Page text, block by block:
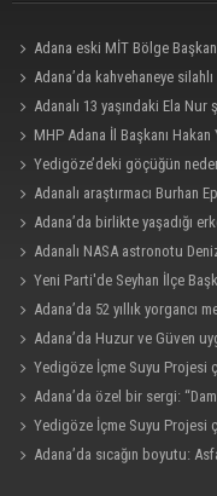
Adana eski MİT Bölge
Adana’da kahvehaneye
Adanalı 13 yaşındaki Ela Nur
MHP Adana İl Başkanı
değildir”
Yedigöze’deki göçüğün
Adanalı araştırmacı Burhan
Adana’da birlikte yaşadığı
Adanalı NASA astronotu
Yeni Parti'de Seyhan İlçe
Adana’da 52 yıllık yorgancı
çocuğuma bile öğretemedim”
Adana’da Huzur ve Güven
Yedigöze İçme Suyu Projesi
Adana’da özel bir sergi:
Yedigöze İçme Suyu Projesi
Adana’da sıcağın boyutu: